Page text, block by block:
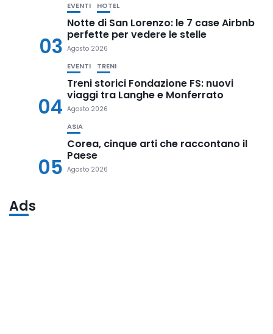
03
EVENTI HOTEL
Notte di San Lorenzo: le 7 case Airbnb
perfette per vedere le stelle
Agosto 2026
04
EVENTI TRENI
Treni storici Fondazione FS: nuovi
viaggi tra Langhe e Monferrato
Agosto 2026
05
ASIA
Corea, cinque arti che raccontano il
Paese
Agosto 2026
Ads